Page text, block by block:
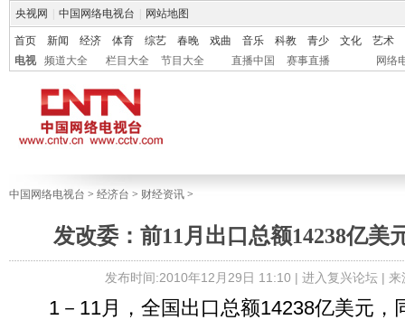
央视网 中国网络电视台 网站地图
首页 新闻 经济 体育 综艺 春晚 戏曲 音乐 科教 青少 文化
艺术
电视
频道大全 栏目大全 节目大全 直播中国 赛事直播 网络
中国网络电视台 > 经济台 > 财经资讯 >
发改委：前11月出口总额14238亿美
发布时间:2010年12月29日 11:10 | 进入复兴论坛| 来
1－11月，全国出口总额14238亿美元，